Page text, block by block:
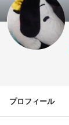
プロフィール